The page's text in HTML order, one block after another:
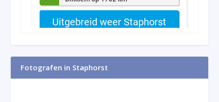
Fotografen in Staphorst